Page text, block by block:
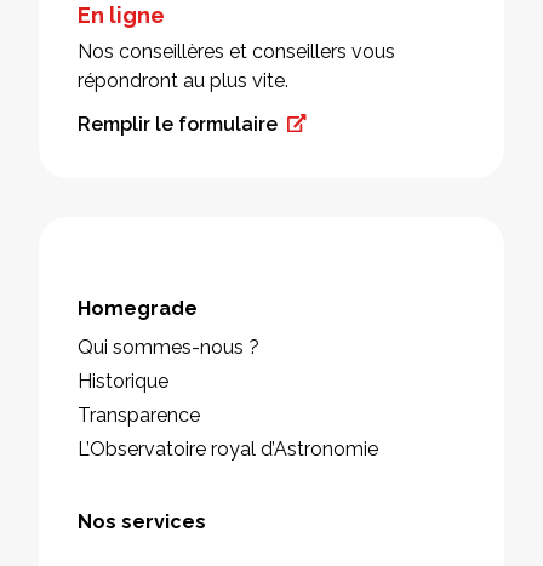
En ligne
Nos conseillères et conseillers vous
répondront au plus vite.
Remplir le formulaire
Homegrade
Qui sommes-nous ?
Historique
Transparence
L’Observatoire royal d’Astronomie
Nos services